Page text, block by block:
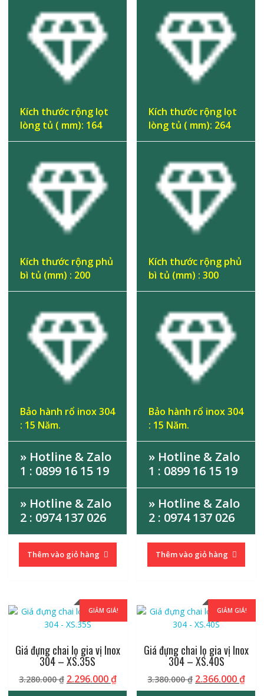
Kích thước rộng lọt
lòng tủ ( mm): 164
Kích thước rộng phủ
bì tủ (mm) : 200
Bảo hành rổ inox 304
: 15 Năm.
» Hotline & Zalo
1 : 0899 16 15 19
» Hotline & Zalo
2 : 0974 137 026
Thêm vào giỏ hàng
Kích thước rộng lọt
lòng tủ ( mm): 264
Kích thước rộng phủ
bì tủ (mm) : 300
Bảo hành rổ inox 304
: 15 Năm.
» Hotline & Zalo
1 : 0899 16 15 19
» Hotline & Zalo
2 : 0974 137 026
Thêm vào giỏ hàng
GIẢM GIÁ!
Giá đựng chai lọ gia vị Inox
304 – XS.35S
3.280.000₫ Giá
gốc
2.296.000₫Giá
hiện
GIẢM GIÁ!
Giá đựng chai lọ gia vị Inox
304 – XS.40S
3.380.000₫ Giá
gốc
2.366.000₫Giá
hiện